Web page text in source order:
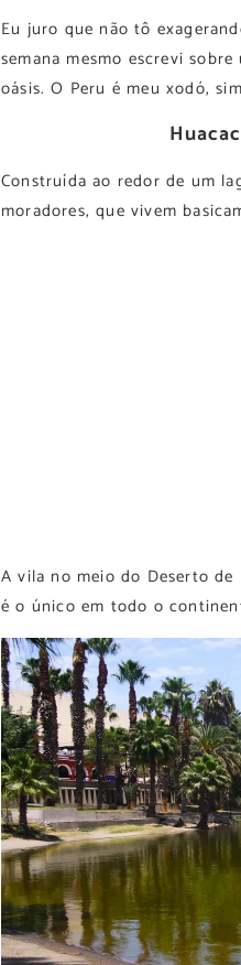
Eu juro que não tô
semana mesmo escrevi
oásis. O Peru é meu xodó,
Construída ao redor de um
moradores, que vivem
A vila no meio do Deserto de
é o único em todo o